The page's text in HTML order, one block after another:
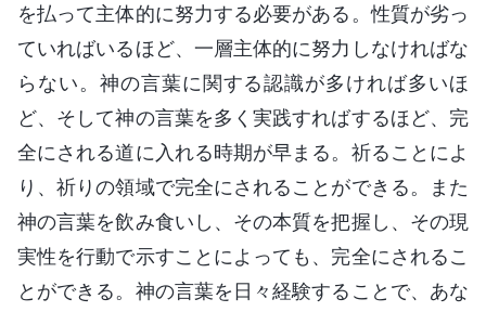
を払って主体的に努力する必要がある。性質が劣っ
ていればいるほど、一層主体的に努力しなければな
らない。神の言葉に関する認識が多ければ多いほ
ど、そして神の言葉を多く実践すればするほど、完
全にされる道に入れる時期が早まる。祈ることによ
り、祈りの領域で完全にされることができる。また
神の言葉を飲み食いし、その本質を把握し、その現
実性を行動で示すことによっても、完全にされるこ
とができる。神の言葉を日々経験することで、あな